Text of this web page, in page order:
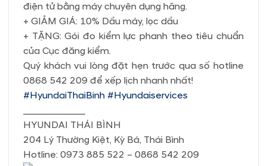
điện tử bằng máy chuyên dụng hãng.
+ GIẢM GIÁ: 10% Dầu máy, lọc dầu
+ TẶNG: Gói đo kiểm lực phanh theo tiêu chuẩn
của Cục đăng kiểm.
Quý khách vui lòng đặt hẹn trước qua số hotline
0868 542 209 để xếp lịch nhanh nhất!
#HyundaiThaiBinh #Hyundaiservices
HYUNDAI THÁI BÌNH
204 Lý Thường Kiệt, Kỳ Bá, Thái Bình
Hotline: 0973 885 522 – 0868 542 209